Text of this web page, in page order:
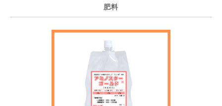
肥料